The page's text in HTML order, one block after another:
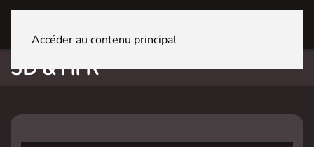
Accéder au contenu principal
3D & HFR